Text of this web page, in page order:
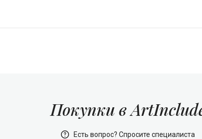
Покупки в
Есть вопрос? Спросите специалиста